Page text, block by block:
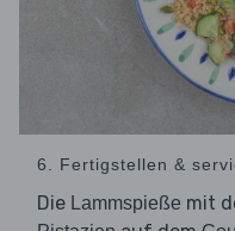
6. Fertigstellen &
Die Lammspieße mit